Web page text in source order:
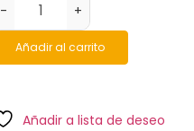
- +
Añadir al carrito
Añadir a lista de deseo